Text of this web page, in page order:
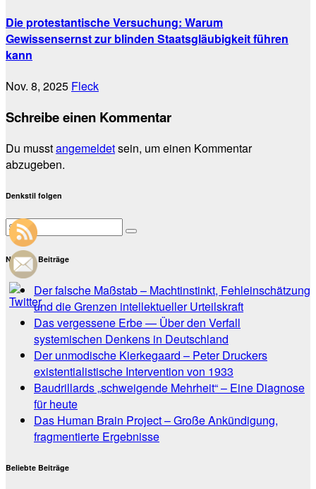
Die protestantische Versuchung: Warum
Gewissensernst zur blinden Staatsgläubigkeit führen
kann
Nov. 8, 2025 Fleck
Schreibe einen Kommentar
Du musstangemeldetsein, um einen Kommentar
abzugeben.
Denkstil folgen
Neueste Beiträge
Der falsche Maßstab – Machtinstinkt, Fehleinschätzung
und die Grenzen intellektueller Urteilskraft
Das vergessene Erbe — Über den Verfall
systemischen Denkens in Deutschland
Der unmodische Kierkegaard – Peter Druckers
existentialistische Intervention von 1933
Baudrillards „schweigende Mehrheit“ – Eine Diagnose
für heute
Das Human Brain Project – Große Ankündigung,
fragmentierte Ergebnisse
Beliebte Beiträge